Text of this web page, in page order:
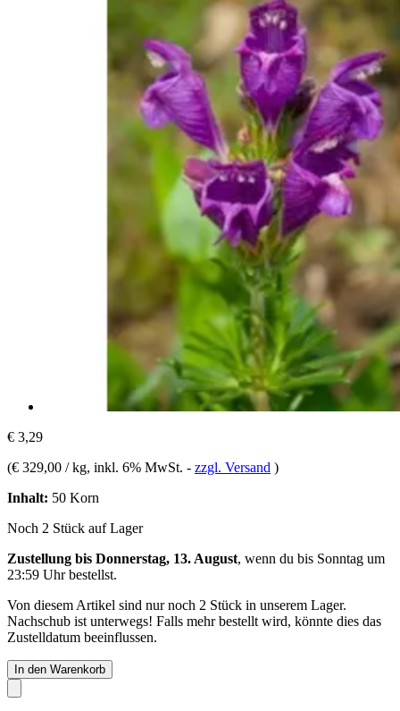
€ 3,29
(€ 329,00 / kg, inkl. 6% MwSt. - zzgl. Versand )
Inhalt: 50 Korn
Noch 2 Stück auf Lager
Zustellung bis Donnerstag, 13. August, wenn du bis Sonntag um
23:59 Uhrbestellst.
Von diesem Artikel sind nur noch 2 Stück in unserem Lager.
Nachschub ist unterwegs! Falls mehr bestellt wird, könnte dies das
Zustelldatum beeinflussen.
In den Warenkorb